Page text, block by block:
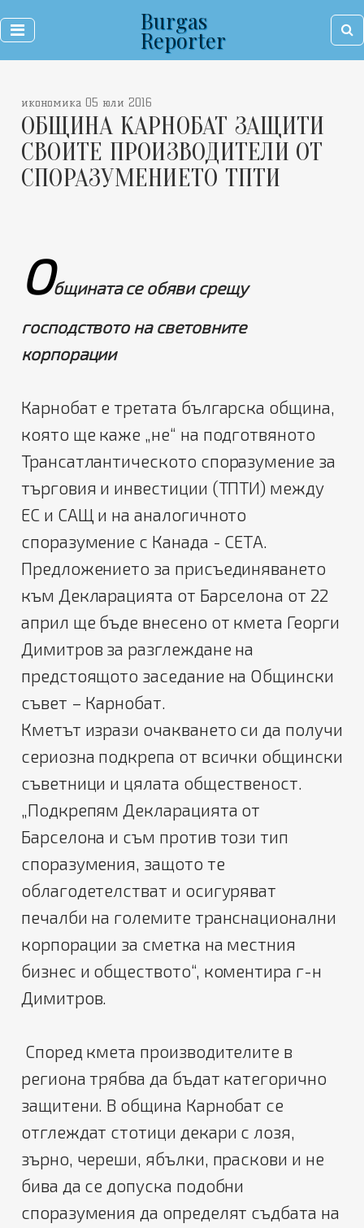
Burgas
Reporter
икономика 05 юли 2016
ОБЩИНА КАРНОБАТ ЗАЩИТИ
СВОИТЕ ПРОИЗВОДИТЕЛИ ОТ
СПОРАЗУМЕНИЕТО ТПТИ
Общината се обяви срещу
господството на световните
корпорации
Карнобат е третата българска община,
която ще каже „не“ на подготвяното
Трансатлантическото споразумение за
търговия и инвестиции (ТПТИ) между
ЕС и САЩ и на аналогичното
споразумение с Канада - СЕТА.
Предложението за присъединяването
към Декларацията от Барселона от 22
април ще бъде внесено от кмета Георги
Димитров за разглеждане на
предстоящото заседание на Общински
съвет – Карнобат.
Кметът изрази очакването си да получи
сериозна подкрепа от всички общински
съветници и цялата общественост.
„Подкрепям Декларацията от
Барселона и съм против този тип
споразумения, защото те
облагодетелстват и осигуряват
печалби на големите транснационални
корпорации за сметка на местния
бизнес и обществото“, коментира г-н
Димитров.
Според кмета производителите в
региона трябва да бъдат категорично
защитени. В община Карнобат се
отглеждат стотици декари с лозя,
зърно, череши, ябълки, праскови и не
бива да се допуска подобни
споразумения да определят съдбата на